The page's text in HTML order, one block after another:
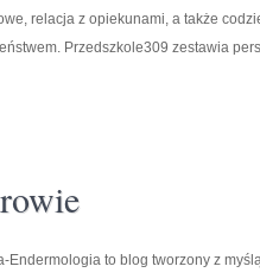
relacja z opiekunami, a także
Przedszkole309 zestawia
Endermologia to blog tworzony z